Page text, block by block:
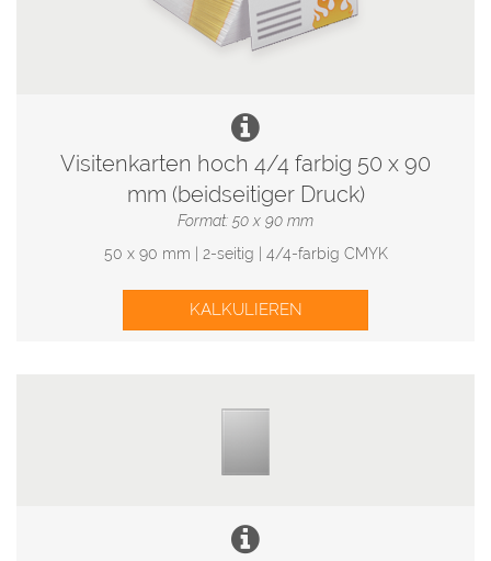
Visitenkarten hoch 4/4 farbig 50 x 90
mm (beidseitiger Druck)
Format: 50 x 90 mm
50 x 90 mm | 2-seitig | 4/4-farbig CMYK
KALKULIEREN